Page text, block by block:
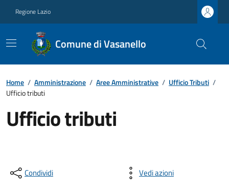
Regione Lazio
Comune di Vasanello
Home / Amministrazione / Aree Amministrative / Ufficio Tributi /
Ufficio tributi
Ufficio tributi
Condividi Vedi azioni